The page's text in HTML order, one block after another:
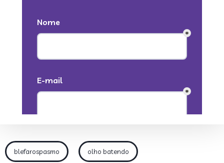
blefarospasmo olho batendo